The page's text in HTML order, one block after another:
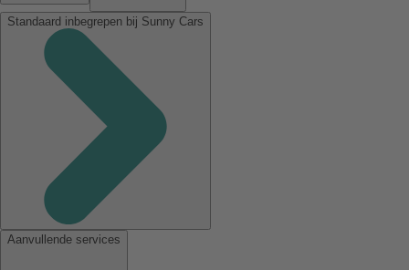
Standaard inbegrepen bij Sunny Cars
Aanvullende services